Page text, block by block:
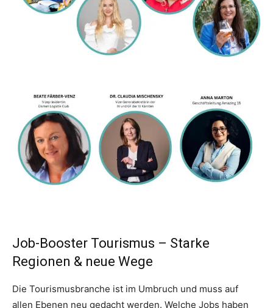
Job-Booster Tourismus – Starke
Regionen & neue Wege
Die Tourismusbranche ist im Umbruch und muss auf
allen Ebenen neu gedacht werden. Welche Jobs haben